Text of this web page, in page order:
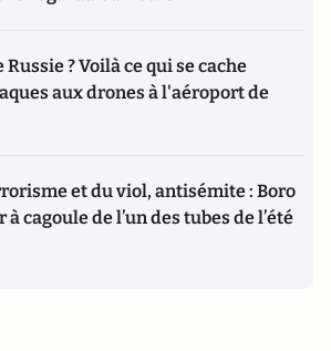
Russie ? Voilà ce qui se cache
aux drones à l'aéroport de
et du viol, antisémite : Boro
cagoule de l’un des tubes de l’été